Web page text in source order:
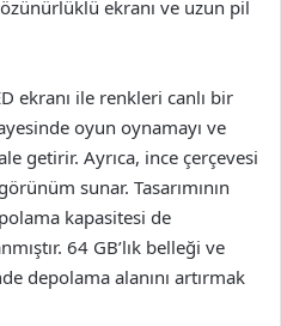
ekranı ve uzun pil
ekranı ile renkleri canlı bir
oyun oynamayı ve
getirir. Ayrıca, ince çerçevesi
sunar. Tasarımının
kapasitesi de
64 GB’lık belleği ve
depolama alanını artırmak